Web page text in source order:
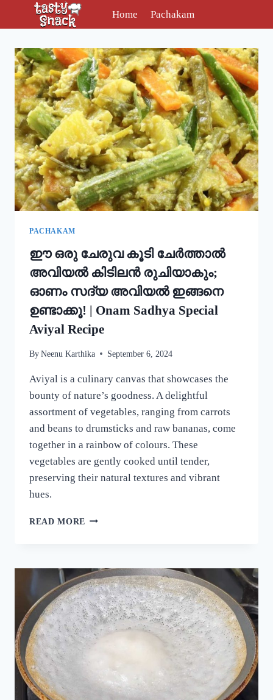
Home Pachakam
PACHAKAM
ഈ ഒരു ചേരുവ കൂടി ചേർത്താൽ
അവിയൽ കിടിലൻ രുചിയാകും;
ഓണം സദ്യ അവിയൽ ഇങ്ങനെ
ഉണ്ടാക്കൂ! | Onam Sadhya Special
Aviyal Recipe
By Neenu Karthika September 6, 2024
Aviyal is a culinary canvas that showcases the
bounty of nature’s goodness. A delightful
assortment of vegetables, ranging from carrots
and beans to drumsticks and raw bananas, come
together in a rainbow of colours. These
vegetables are gently cooked until tender,
preserving their natural textures and vibrant
hues.
READ MORE ഈ
ചേർത്താൽ
അവിയൽ
കിടിലൻ
രുചിയാകും;
ഓണം
സദ്യ
അവിയൽ
ഉണ്ടാക്കൂ!